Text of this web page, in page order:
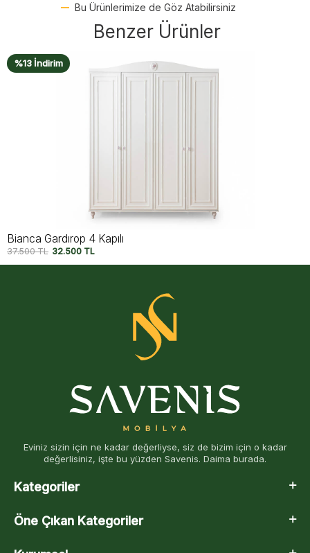
Bu Ürünlerimize de Göz Atabilirsiniz
Benzer Ürünler
%15 İndirim
Bianca 3 Kapılı Gardırop
32.500TL 27.500
Eviniz sizin için ne kadar değerliyse, siz de bizim için o kadar
değerlisiniz, işte bu yüzden Savenis. Daima burada.
Kategoriler
Öne Çıkan Kategoriler